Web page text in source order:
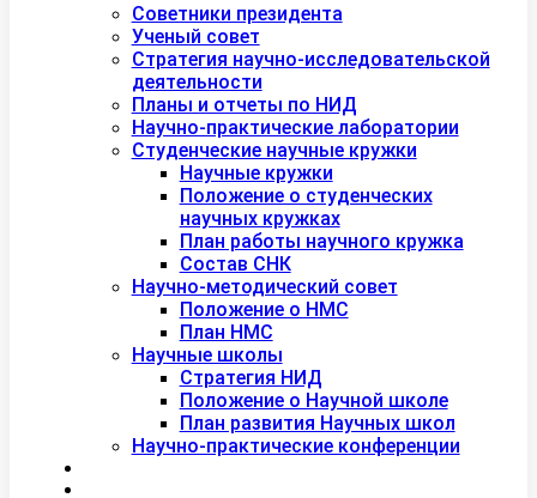
Советники президента
Ученый совет
Стратегия научно-исследовательской
деятельности
Планы и отчеты по НИД
Научно-практические лаборатории
Студенческие научные кружки
Научные кружки
Положение о студенческих
научных кружках
План работы научного кружка
Состав СНК
Научно-методический совет
Положение о НМС
План НМС
Научные школы
Стратегия НИД
Положение о Научной школе
План развития Научных школ
Научно-практические конференции